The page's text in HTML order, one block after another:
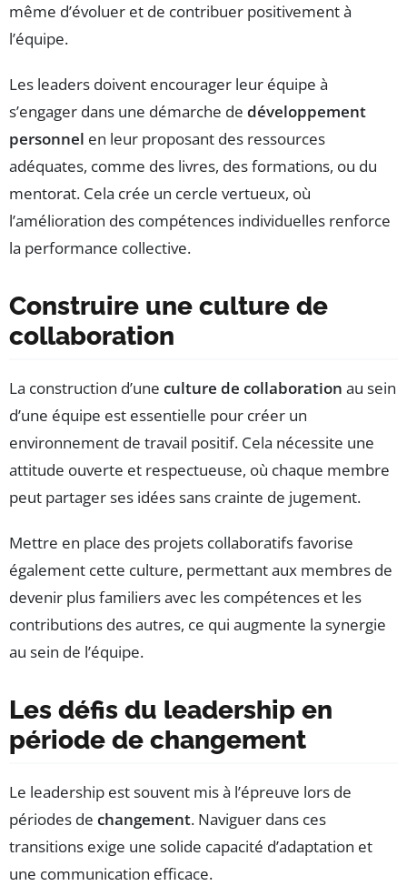
même d’évoluer et de contribuer positivement à
l’équipe.
Les leaders doivent encourager leur équipe à
s’engager dans une démarche de développement
personnel en leur proposant des ressources
adéquates, comme des livres, des formations, ou du
mentorat. Cela crée un cercle vertueux, où
l’amélioration des compétences individuelles renforce
la performance collective.
Construire une culture de
collaboration
La construction d’une culture de collaboration au sein
d’une équipe est essentielle pour créer un
environnement de travail positif. Cela nécessite une
attitude ouverte et respectueuse, où chaque membre
peut partager ses idées sans crainte de jugement.
Mettre en place des projets collaboratifs favorise
également cette culture, permettant aux membres de
devenir plus familiers avec les compétences et les
contributions des autres, ce qui augmente la synergie
au sein de l’équipe.
Les défis du leadership en
période de changement
Le leadership est souvent mis à l’épreuve lors de
périodes de changement. Naviguer dans ces
transitions exige une solide capacité d’adaptation et
une communication efficace.